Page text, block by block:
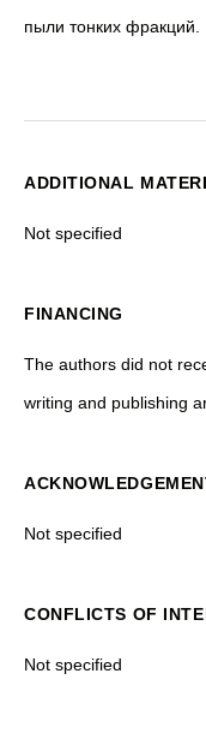
пыли тонких фракций.
ADDITIONAL
Not specified
FINANCING
The authors did not
writing and publishing
Not specified
CONFLICTS OF
Not specified